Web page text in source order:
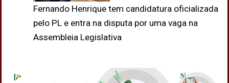
Fernando Henrique tem candidatura oficializada
pelo PL e entra na disputa por uma vaga na
Assembleia Legislativa